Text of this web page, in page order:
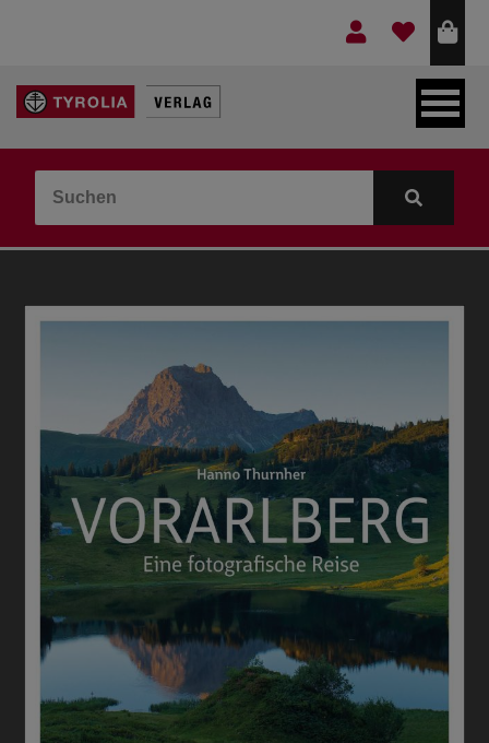
LEBEN & GLAUBE
KINDER- & JUGENDBUCH
IDEEN & BEGLEITMATERIAL